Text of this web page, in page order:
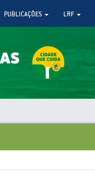
PUBLICAÇÕES LRF